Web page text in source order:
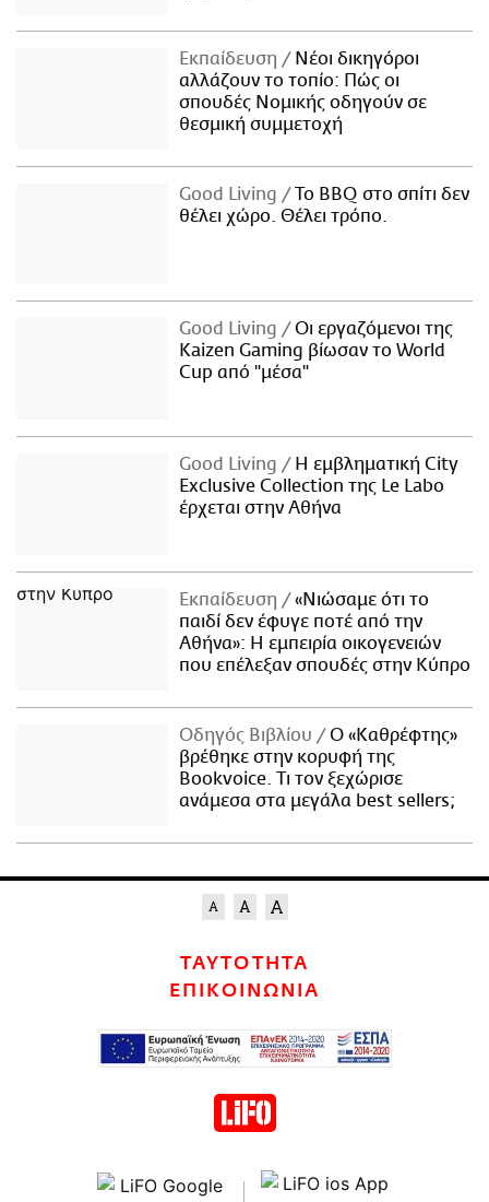
Εκπαίδευση
Νέοι δικηγόροι
αλλάζουν το τοπίο: Πώς οι
σπουδές Νομικής οδηγούν σε
θεσμική συμμετοχή
Good Living
Το BBQ στο σπίτι δεν
θέλει χώρο. Θέλει τρόπο.
Good Living
Οι εργαζόμενοι της
Kaizen Gaming βίωσαν το World
Cup από "μέσα"
Good Living
Η εμβληματική City
Exclusive Collection της Le Labo
έρχεται στην Αθήνα
Εκπαίδευση
«Νιώσαμε ότι το
παιδί δεν έφυγε ποτέ από την
Αθήνα»: Η εμπειρία οικογενειών
που επέλεξαν σπουδές στην Κύπρο
Οδηγός Βιβλίου
Ο «Καθρέφτης»
βρέθηκε στην κορυφή της
Bookvoice. Τι τον ξεχώρισε
ανάμεσα στα μεγάλα best sellers;
ΤΑΥΤΟΤΗΤΑ
ΕΠΙΚΟΙΝΩΝΙΑ